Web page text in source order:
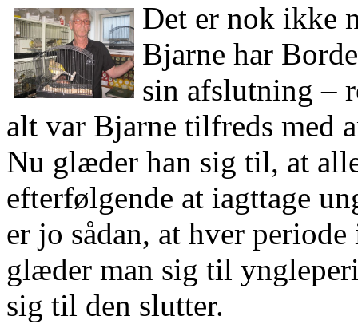
Det er nok ikke
Bjarne har
sin afslutning –
alt var Bjarne tilfreds med
Nu glæder han sig til, at
efterfølgende at iagttage
er jo sådan, at hver
glæder man sig til
sig til den slutter.